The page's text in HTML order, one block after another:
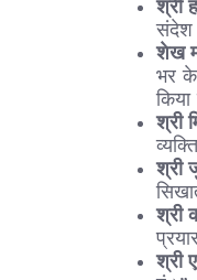
श्री
संदेश
शेख
भर के
श्री
श्री
श्री
श्री